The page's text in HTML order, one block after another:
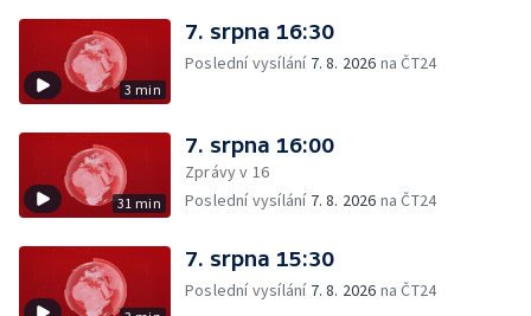
3 min
7. srpna 16:30
Poslední vysílání 7. 8. 2026 na ČT24
31 min
7. srpna 16:00
Zprávy v 16
Poslední vysílání 7. 8. 2026 na ČT24
7. srpna 15:30
Poslední vysílání 7. 8. 2026 na ČT24